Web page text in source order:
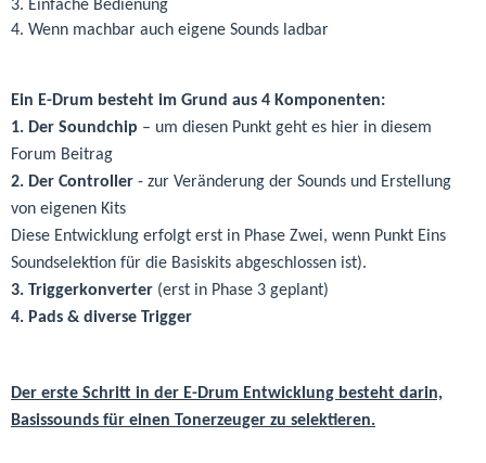
3. Einfache Bedienung
4. Wenn machbar auch eigene Sounds ladbar
Ein E-Drum besteht im Grund aus 4 Komponenten:
1. Der Soundchip – um diesen Punkt geht es hier in diesem
Forum Beitrag
2. Der Controller - zur Veränderung der Sounds und Erstellung
von eigenen Kits
Diese Entwicklung erfolgt erst in Phase Zwei, wenn Punkt Eins
Soundselektion für die Basiskits abgeschlossen ist).
3. Triggerkonverter (erst in Phase 3 geplant)
4. Pads & diverse Trigger
Der erste Schritt in der E-Drum Entwicklung besteht darin,
Basissounds für einen Tonerzeuger zu selektieren.